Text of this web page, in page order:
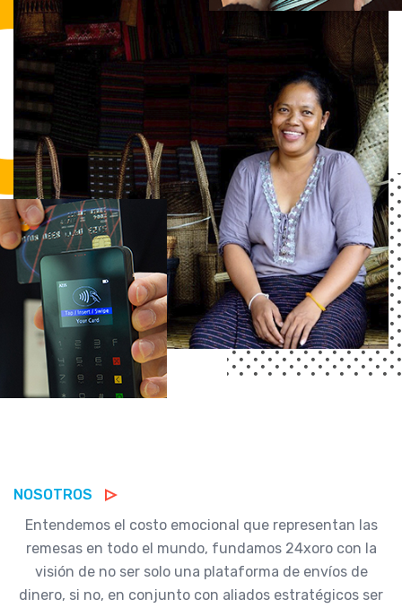
NOSOTROS
Entendemos el costo emocional que representan las
remesas en todo el mundo, fundamos 24xoro con la
visión de no ser solo una plataforma de envíos de
dinero, si no, en conjunto con aliados estratégicos ser